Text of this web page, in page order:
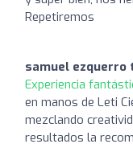
Repetiremos
samuel ezquerro
Experiencia
en manos de Leti
mezclando
resultados la